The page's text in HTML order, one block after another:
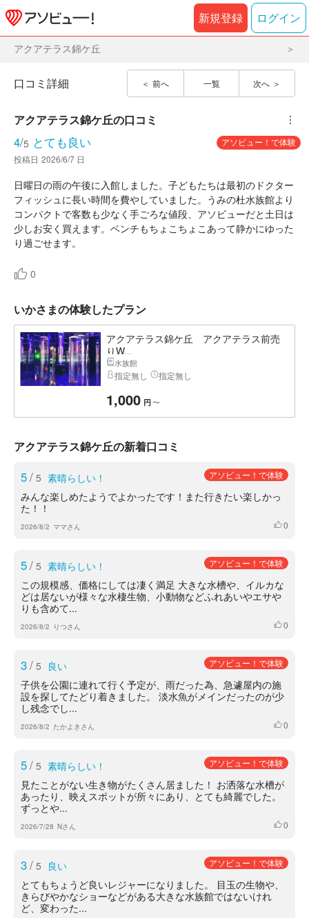
新規登録 ログイン
アクアテラス錦ケ丘
前へ 一覧 次へ
口コミ詳細
アクアテラス錦ケ丘の口コミ ︙
4/5 とても良い
アソビュー！で体験
投稿日 2026/6/7 日
日曜日の雨の午後に入館しました。子どもたちは最初のドクター
フィッシュに長い時間を費やしていました。うみの杜水族館より
コンパクトで客数も少なく手ごろな値段、アソビューだと土日は
少しお安く買えます。ベンチもちょこちょこあって静かにゆった
り過ごせます。
0
いかさまの体験したプラン
アクアテラス錦ケ丘 アクアテラス前売
りW...
水族館
指定無し 指定無し
1,000 円 〜
アクアテラス錦ケ丘の新着口コミ
5/ 5 素晴らしい！ アソビュー！で体験
みんな楽しめたようでよかったです！また行きたい楽しかっ
た！！
2026/8/2 ママさん いいね
0
5/ 5 素晴らしい！ アソビュー！で体験
この規模感、価格にしては凄く満足 大きな水槽や、イルカな
どは居ないが様々な水棲生物、小動物などふれあいやエサや
りも含めて...
2026/8/2 りつさん いいね
0
3/ 5 良い アソビュー！で体験
子供を公園に連れて行く予定が、雨だった為、急遽屋内の施
設を探してたどり着きました。 淡水魚がメインだったのが少
し残念でし...
2026/8/2 たかよきさん いいね
0
5/ 5 素晴らしい！ アソビュー！で体験
見たことがない生き物がたくさん居ました！ お洒落な水槽が
あったり、映えスポットが所々にあり、とても綺麗でした。
ずっとや...
2026/7/28 Nさん いいね
0
3/ 5 良い アソビュー！で体験
とてもちょうど良いレジャーになりました。 目玉の生物や、
きらびやかなショーなどがある大きな水族館ではないけれ
ど、変わった...